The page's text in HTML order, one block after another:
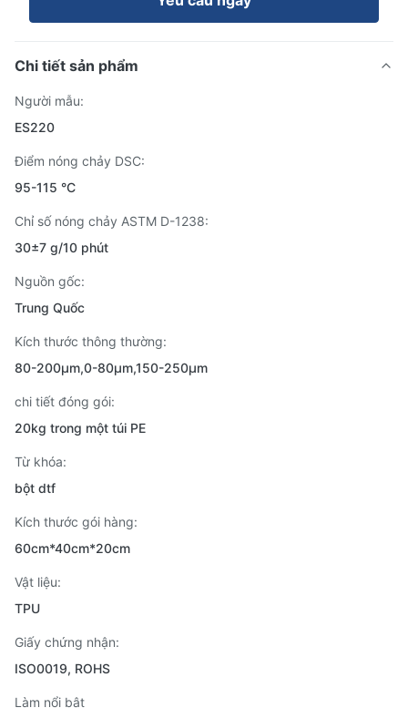
Chi tiết sản phẩm
Người mẫu:
ES220
Điểm nóng chảy DSC:
95-115 °C
Chỉ số nóng chảy ASTM D-1238:
30±7 g/10 phút
Nguồn gốc:
Trung Quốc
Kích thước thông thường:
80-200µm,0-80µm,150-250µm
chi tiết đóng gói:
20kg trong một túi PE
Từ khóa:
bột dtf
Kích thước gói hàng:
60cm*40cm*20cm
Vật liệu:
TPU
Giấy chứng nhận:
ISO0019, ROHS
Làm nổi bật